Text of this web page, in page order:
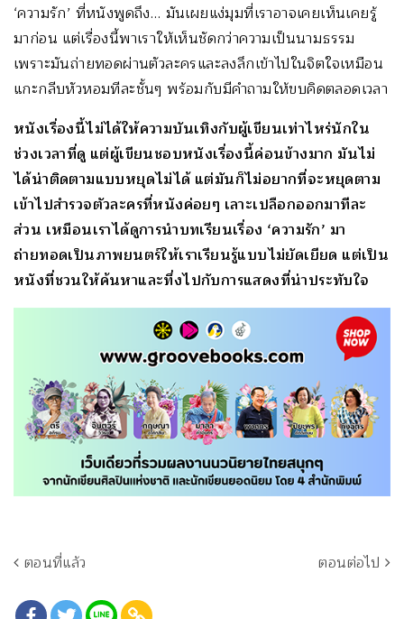
‘ความรัก’ ที่หนังพูดถึง… มันเผยแง่มุมที่เราอาจเคยเห็นเคยรู้
มาก่อน แต่เรื่องนี้พาเราให้เห็นชัดกว่าความเป็นนามธรรม
เพราะมันถ่ายทอดผ่านตัวละครและลงลึกเข้าไปในจิตใจเหมือน
แกะกลีบหัวหอมทีละชั้นๆ พร้อมกับมีคำถามให้ขบคิดตลอดเวลา
หนังเรื่องนี้ไม่ได้ให้ความบันเทิงกับผู้เขียนเท่าไหร่นักใน
ช่วงเวลาที่ดู แต่ผู้เขียนชอบหนังเรื่องนี้ค่อนข้างมาก มันไม่
ได้น่าติดตามแบบหยุดไม่ได้ แต่มันก็ไม่อยากที่จะหยุดตาม
เข้าไปสำรวจตัวละครที่หนังค่อยๆ เลาะเปลือกออกมาทีละ
ส่วน เหมือนเราได้ดูการนำบทเรียนเรื่อง ‘ความรัก’ มา
ถ่ายทอดเป็นภาพยนตร์ให้เราเรียนรู้แบบไม่ยัดเยียด แต่เป็น
หนังที่ชวนให้ค้นหาและทึ่งไปกับการแสดงที่น่าประทับใจ
ตอนที่แล้ว ตอนต่อไป